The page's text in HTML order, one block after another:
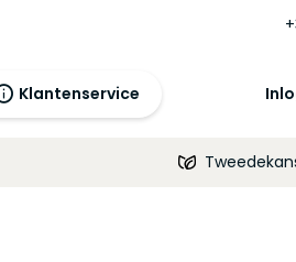
Klantenservice
morgen